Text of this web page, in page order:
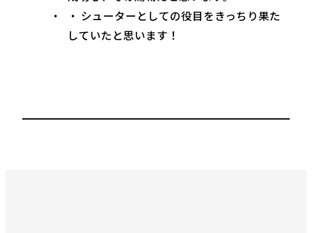
・ シューターとしての役目をきっちり果た
していたと思います！